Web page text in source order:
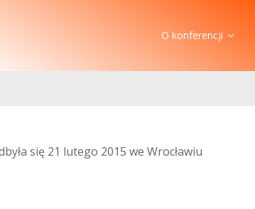
O konferencji
się 21 lutego 2015 we Wrocławiu